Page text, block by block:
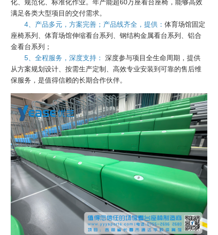
化、规范化、标准化作业。年产能超60万座看台座椅，能够高效
满足各类大型项目的交付需求。
4、产品多元，方案完善；产品线齐全，提供：体育场馆固定
座椅系列、体育场馆伸缩看台系列、钢结构金属看台系列、铝合
金看台系列；
5、全程服务，深度支持：
深度参与项目全生命周期，提供
从方案规划设计、按需生产定制、高效专业安装到可靠的售后维
保服务，是值得信赖的长期合作伙伴。